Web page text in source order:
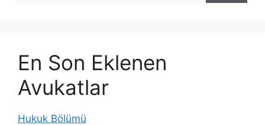
En Son Eklenen
Avukatlar
Hukuk Bölümü